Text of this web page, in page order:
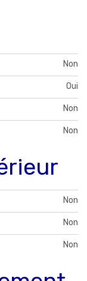
Non
Oui
Non
Non
Non
Non
Non